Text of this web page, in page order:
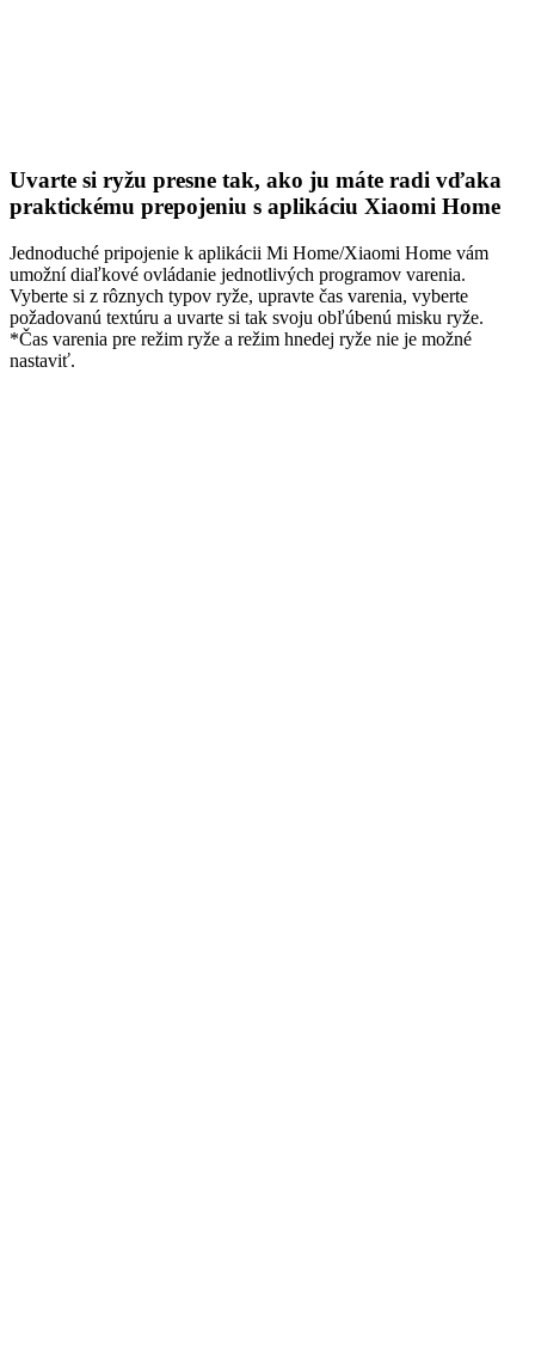
Uvarte si ryžu presne tak, ako ju máte radi vďaka
praktickému prepojeniu s aplikáciu Xiaomi Home
Jednoduché pripojenie k aplikácii Mi Home/Xiaomi Home vám
umožní diaľkové ovládanie jednotlivých programov varenia.
Vyberte si z rôznych typov ryže, upravte čas varenia, vyberte
požadovanú textúru a uvarte si tak svoju obľúbenú misku ryže.
*Čas varenia pre režim ryže a režim hnedej ryže nie je možné
nastaviť.